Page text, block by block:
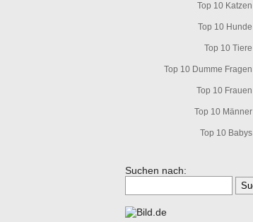
Top 10 Katzen
Top 10 Hunde
Top 10 Tiere
Top 10 Dumme Fragen
Top 10 Frauen
Top 10 Männer
Top 10 Babys
Suchen nach: